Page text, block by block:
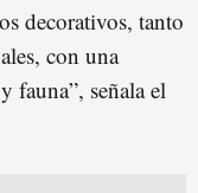
decorativos, tanto
con una
fauna”, señala el